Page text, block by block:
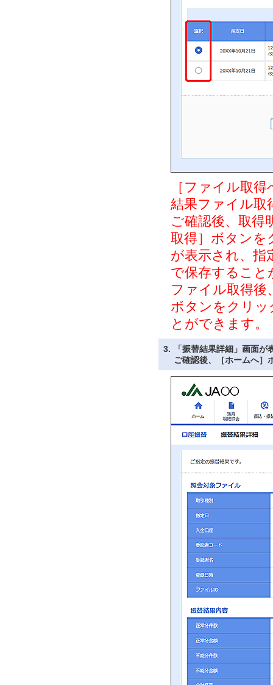
［ファイル取
結果ファイル取
ご確認後、取得
取得］ボタンを
が表示され、指
で保存すること
ファイル取得後
ボタンをクリッ
とができます。
3.
「振替結果詳細」画面が
ご確認後、［ホームへ］